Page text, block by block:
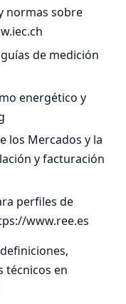
normas sobre
de medición
energético y
los Mercados y la
y facturación
perfiles de
www.ree.es
técnicos en